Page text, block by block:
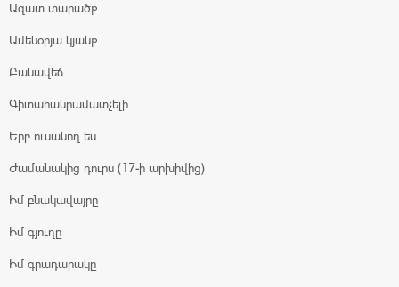
Ազատ տարածք
Ամենօրյա կյանք
Բանավեճ
Գիտահանրամատչելի
Երբ ուսանող ես
Ժամանակից դուրս (17-ի արխիվից)
Իմ բնակավայրը
Իմ գյուղը
Իմ գրադարակը